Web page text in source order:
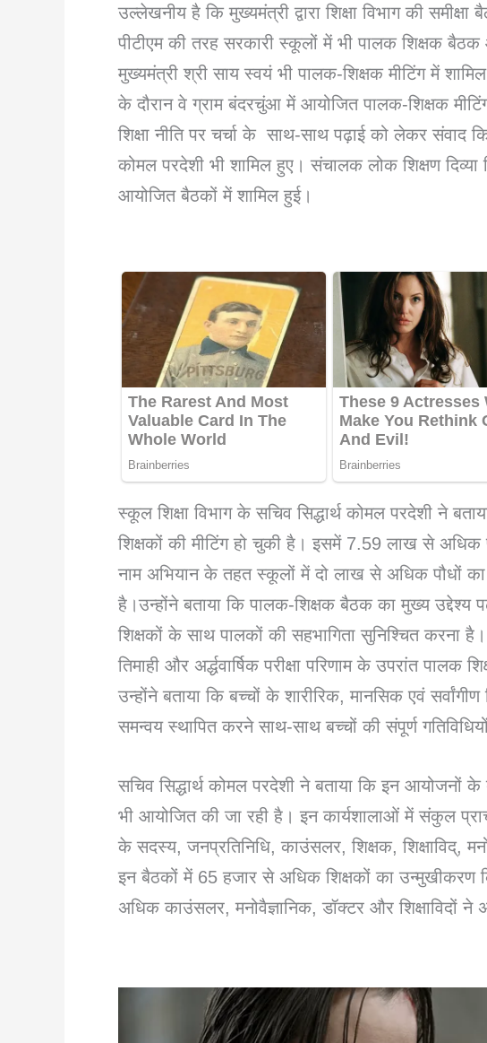
उल्लेखनीय है कि मुख्यमंत्री द्वारा शिक्षा विभाग की
पीटीएम की तरह सरकारी स्कूलों में भी पालक शिक्षक
मुख्यमंत्री श्री साय स्वयं भी पालक-शिक्षक मीटिंग में
के दौरान वे ग्राम बंदरचुंआ में आयोजित पालक-शिक्षक
शिक्षा नीति पर चर्चा के साथ-साथ पढ़ाई को लेकर संवाद
कोमल परदेशी भी शामिल हुए। संचालक लोक शिक्षण
आयोजित बैठकों में शामिल हुई।
स्कूल शिक्षा विभाग के सचिव सिद्धार्थ कोमल परदेशी ने
शिक्षकों की मीटिंग हो चुकी है। इसमें 7.59 लाख से
नाम अभियान के तहत स्कूलों में दो लाख से अधिक पौधों का
है।उन्होंने बताया कि पालक-शिक्षक बैठक का मुख्य उद्देश्य
शिक्षकों के साथ पालकों की सहभागिता सुनिश्चित करना
तिमाही और अर्द्धवार्षिक परीक्षा परिणाम के उपरांत
उन्होंने बताया कि बच्चों के शारीरिक, मानसिक एवं
समन्वय स्थापित करने साथ-साथ बच्चों की संपूर्ण
सचिव सिद्धार्थ कोमल परदेशी ने बताया कि इन आयोजनों के
भी आयोजित की जा रही है। इन कार्यशालाओं में संकुल
के सदस्य, जनप्रतिनिधि, काउंसलर, शिक्षक, शिक्षाविद्,
इन बैठकों में 65 हजार से अधिक शिक्षकों का उन्मुखीकरण
अधिक काउंसलर, मनोवैज्ञानिक, डॉक्टर और शिक्षाविदों ने